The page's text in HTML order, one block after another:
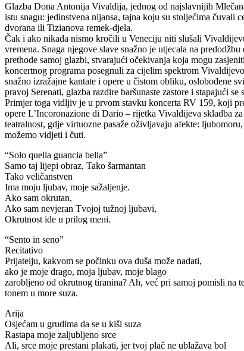
Glazba Dona Antonija Vivaldija, jednog od najslavnijih
istu snagu: jedinstvena nijansa, tajna koju su stoljećima čuvali
dvorana ili Tizianova remek-djela.
Čak i ako nikada nismo kročili u Veneciju niti slušali
vremena. Snaga njegove slave snažno je utjecala na
prethode samoj glazbi, stvarajući očekivanja koja mogu
koncertnog programa posegnuli za cijelim spektrom
snažno izražajne kantate i opere u čistom obliku, oslobođene
pravoj Serenati, glazba razdire baršunaste zastore i stapajući
Primjer toga vidljiv je u prvom stavku koncerta RV 159, koji
opere L’Incoronazione di Dario – rijetka Vivaldijeva skladba
teatralnost, gdje virtuozne pasaže oživljavaju afekte:
možemo vidjeti i čuti.
“Solo quella guancia bella”
Samo taj lijepi obraz, Tako šarmantan
Tako veličanstven
Ima moju ljubav, moje sažaljenje.
Ako sam okrutan,
Ako sam nevjeran Tvojoj tužnoj ljubavi,
Okrutnost ide u prilog meni.
“Sento in seno”
Recitativo
Prijatelju, kakvom se počinku ova duša može nadati,
ako je moje drago, moja ljubav, moje blago
zarobljeno od okrutnog tiranina? Ah, već pri samoj pomisli na
tonem u more suza.
Arija
Osjećam u grudima da se u kiši suza
Rastapa moje zaljubljeno srce
Ali, srce moje prestani plakati, jer tvoj plač ne ublažava bol